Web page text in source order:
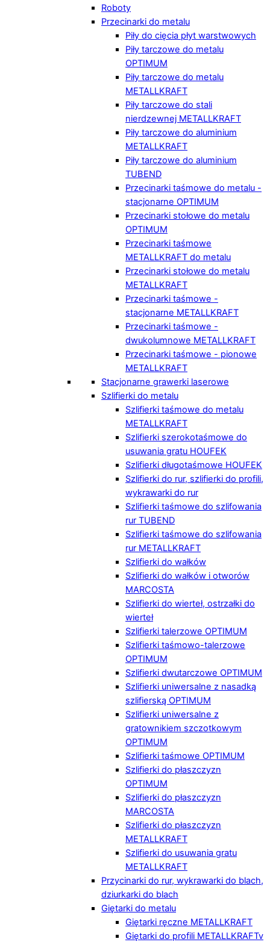
Roboty
Przecinarki do metalu
Piły do cięcia płyt warstwowych
Piły tarczowe do metalu
OPTIMUM
Piły tarczowe do metalu
METALLKRAFT
Piły tarczowe do stali
nierdzewnej METALLKRAFT
Piły tarczowe do aluminium
METALLKRAFT
Piły tarczowe do aluminium
TUBEND
Przecinarki taśmowe do metalu -
stacjonarne OPTIMUM
Przecinarki stołowe do metalu
OPTIMUM
Przecinarki taśmowe
METALLKRAFT do metalu
Przecinarki stołowe do metalu
METALLKRAFT
Przecinarki taśmowe -
stacjonarne METALLKRAFT
Przecinarki taśmowe -
dwukolumnowe METALLKRAFT
Przecinarki taśmowe - pionowe
METALLKRAFT
Stacjonarne grawerki laserowe
Szlifierki do metalu
Szlifierki taśmowe do metalu
METALLKRAFT
Szlifierki szerokotaśmowe do
usuwania gratu HOUFEK
Szlifierki długotaśmowe HOUFEK
Szlifierki do rur, szlifierki do profili,
wykrawarki do rur
Szlifierki taśmowe do szlifowania
rur TUBEND
Szlifierki taśmowe do szlifowania
rur METALLKRAFT
Szlifierki do wałków
Szlifierki do wałków i otworów
MARCOSTA
Szlifierki do wierteł, ostrzałki do
wierteł
Szlifierki talerzowe OPTIMUM
Szlifierki taśmowo-talerzowe
OPTIMUM
Szlifierki dwutarczowe OPTIMUM
Szlifierki uniwersalne z nasadką
szlifierską OPTIMUM
Szlifierki uniwersalne z
gratownikiem szczotkowym
OPTIMUM
Szlifierki taśmowe OPTIMUM
Szlifierki do płaszczyzn
OPTIMUM
Szlifierki do płaszczyzn
MARCOSTA
Szlifierki do płaszczyzn
METALLKRAFT
Szlifierki do usuwania gratu
METALLKRAFT
Przycinarki do rur, wykrawarki do blach,
dziurkarki do blach
Giętarki do metalu
Giętarki ręczne METALLKRAFT
Giętarki do profili METALLKRAFTv